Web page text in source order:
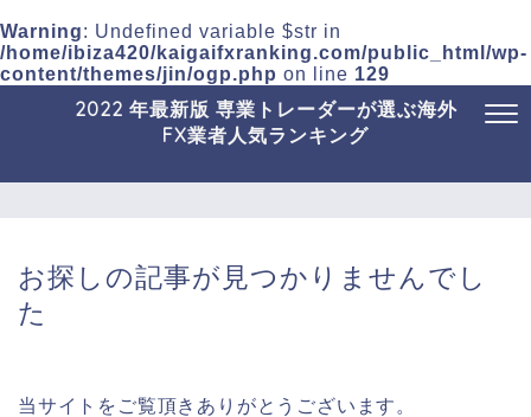
Warning: Undefined variable $str in
/home/ibiza420/kaigaifxranking.com/public_html/wp-
content/themes/jin/ogp.php on line 129
2022 年最新版 専業トレーダーが選ぶ海外
FX業者人気ランキング
お探しの記事が見つかりませんでし
た
当サイトをご覧頂きありがとうございます。